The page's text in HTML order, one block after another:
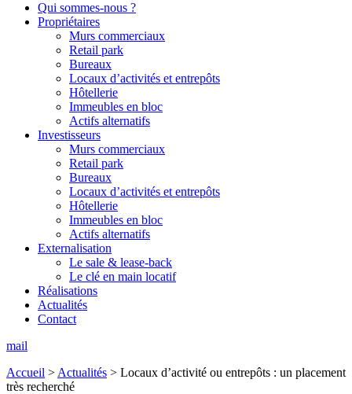
Qui sommes-nous ?
Propriétaires
Murs commerciaux
Retail park
Bureaux
Locaux d’activités et entrepôts
Hôtellerie
Immeubles en bloc
Actifs alternatifs
Investisseurs
Murs commerciaux
Retail park
Bureaux
Locaux d’activités et entrepôts
Hôtellerie
Immeubles en bloc
Actifs alternatifs
Externalisation
Le sale & lease-back
Le clé en main locatif
Réalisations
Actualités
Contact
mail
Accueil > Actualités > Locaux d’activité ou entrepôts : un placement
très recherché